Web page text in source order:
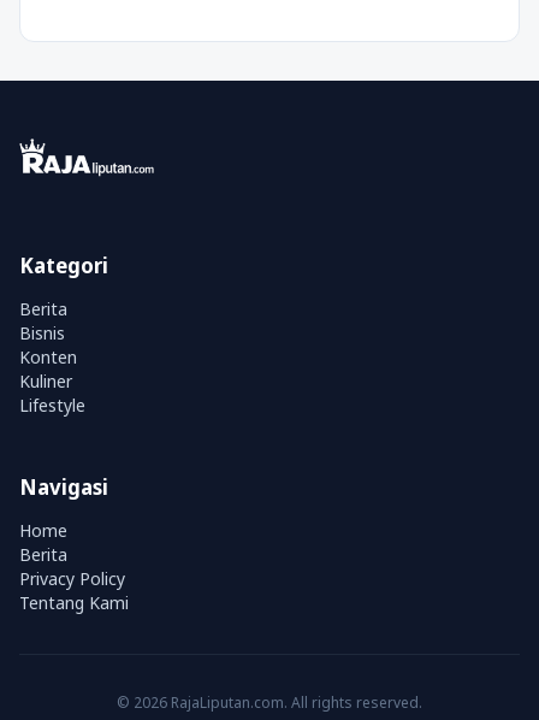
Kategori
Berita
Bisnis
Konten
Kuliner
Lifestyle
Navigasi
Home
Berita
Privacy Policy
Tentang Kami
© 2026 RajaLiputan.com. All rights reserved.